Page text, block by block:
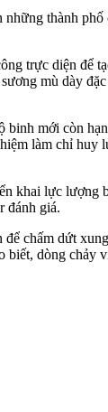
thành
trực diện để
mù dày
mới còn
làm chỉ huy
khai lực lượng
đánh giá.
chấm dứt
dòng chảy